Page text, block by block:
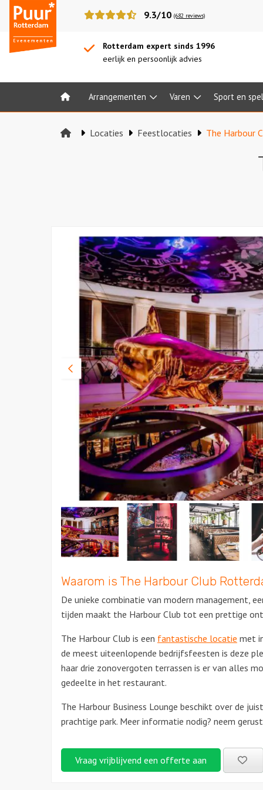
Puur*
Rotterdam
bedrijfsuitjes
9.3/10 (682 reviews)
Rotterdam expert sinds 1996
eerlijk en persoonlijk advies
Home Arrangementen Varen Sport en spel
Locaties Feestlocaties The Harbour
Vorige
foto
Waarom is The Harbour Club
De unieke combinatie van modern management,
tijden maakt the Harbour Club tot een prettige
The Harbour Club is een fantastische locatie met
de meest uiteenlopende bedrijfsfeesten is deze
haar drie zonovergoten terrassen is er van alles
gedeelte in het restaurant.
The Harbour Business Lounge beschikt over de
prachtige park. Meer informatie nodig? neem gerust
Vraag vrijblijvend een offerte aan